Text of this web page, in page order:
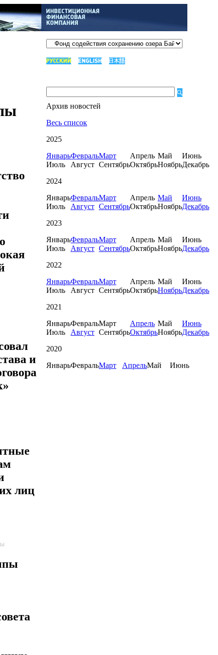
и
лиц
Архив новостей
Весь список
2025
ЯнварьФевральМарт Апрель Май
Июнь
Июль
Август СентябрьОктябрьНоябрьДекабрь
2024
ЯнварьФевральМарт Апрель Май
Июнь
Июль
Август СентябрьОктябрьНоябрьДекабрь
2023
ЯнварьФевральМарт Апрель Май
Июнь
Июль
Август СентябрьОктябрьНоябрьДекабрь
2022
ЯнварьФевральМарт Апрель Май
Июнь
Июль
Август СентябрьОктябрьНоябрьДекабрь
2021
ЯнварьФевральМарт Апрель Май
Июнь
Июль
Август СентябрьОктябрьНоябрьДекабрь
2020
ЯнварьФевральМарт АпрельМай Июнь